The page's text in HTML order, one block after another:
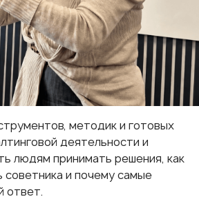
методик и готовых
деятельности и
людям принимать решения, как
и почему самые
ответ.